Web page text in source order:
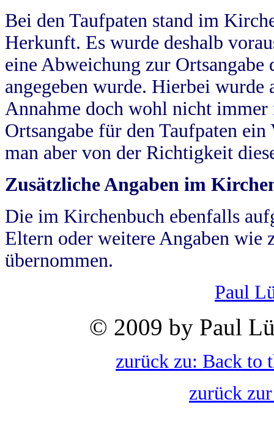
Bei den Taufpaten stand im
Herkunft. Es wurde deshalb
eine Abweichung zur
angegeben wurde. Hierbei wurde
Annahme doch wohl nicht
Ortsangabe für den Taufpaten
man aber von der Richtigkeit
Zusätzliche Angaben im
Die im Kirchenbuch ebenfalls
Eltern oder weitere Angaben wie
übernommen.
Paul
© 2009 by Paul
zurück zu: Back to
zurück